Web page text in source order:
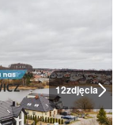
12zdjęcia